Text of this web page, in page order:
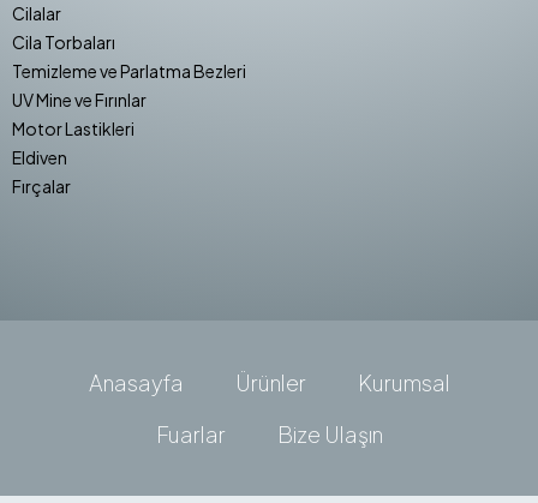
Cilalar
Cila Torbaları
Temizleme ve Parlatma Bezleri
UV Mine ve Fırınlar
Motor Lastikleri
Eldiven
Fırçalar
Anasayfa Ürünler
Kurumsal
Fuarlar
Bize Ulaşın